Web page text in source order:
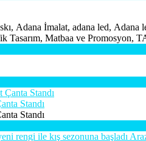
Adana İmalat, adana led,
Tasarım, Matbaa ve Promosyon,
Standı
Standı